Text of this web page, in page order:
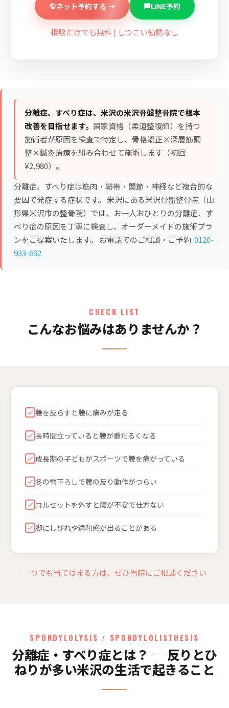
ネット予約する → LINE予約
相談だけでも無料 | しつこい勧誘なし
分離症、すべり症は、米沢の米沢骨盤整骨院で根本
改善を目指せます。 国家資格（柔道整復師）を持つ
施術者が原因を検査で特定し、 骨格矯正×深層筋調
整×鍼灸治療を組み合わせて施術します（初回
¥2,980）。
分離症、すべり症は筋肉・靭帯・関節・神経など複合的な
要因で発症する症状です。 米沢にある米沢骨盤整骨院（山
形県米沢市の整骨院）では、お一人おひとりの分離症、す
べり症の原因を丁寧に検査し、オーダーメイドの施術プラ
ンをご提案いたします。 お電話でのご相談・ご予約:0120-
933-692
CHECK LIST
こんなお悩みはありませんか？
腰を反らすと腰に痛みが走る
長時間立っていると腰が重だるくなる
成長期の子どもがスポーツで腰を痛がっている
冬の雪下ろしで腰の反り動作がつらい
コルセットを外すと腰が不安で仕方ない
脚にしびれや違和感が出ることがある
一つでも当てはまる方は、ぜひ当院にご相談ください
SPONDYLOLYSIS / SPONDYLOLISTHESIS
分離症・すべり症とは？ ─ 反りとひ
ねりが多い米沢の生活で起きること